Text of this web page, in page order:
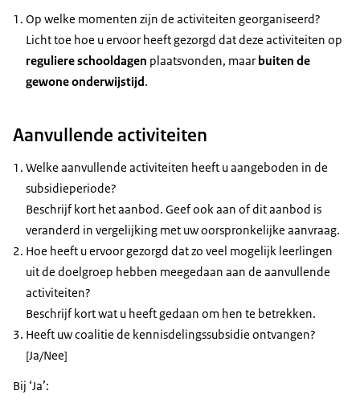
Op welke momenten zijn de activiteiten georganiseerd?
Licht toe hoe u ervoor heeft gezorgd dat deze activiteiten op
reguliere schooldagen plaatsvonden, maar buiten de
gewone onderwijstijd.
Aanvullende activiteiten
Welke aanvullende activiteiten heeft u aangeboden in de
subsidieperiode?
Beschrijf kort het aanbod. Geef ook aan of dit aanbod is
veranderd in vergelijking met uw oorspronkelijke aanvraag.
Hoe heeft u ervoor gezorgd dat zo veel mogelijk leerlingen
uit de doelgroep hebben meegedaan aan de aanvullende
activiteiten?
Beschrijf kort wat u heeft gedaan om hen te betrekken.
Heeft uw coalitie de kennisdelingssubsidie ontvangen?
[Ja/Nee]
Bij ‘Ja’: